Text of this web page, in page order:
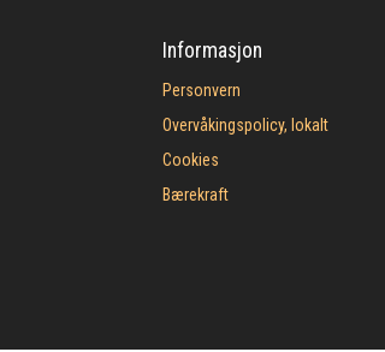
Informasjon
Personvern
Overvåkingspolicy, lokalt
Cookies
Bærekraft